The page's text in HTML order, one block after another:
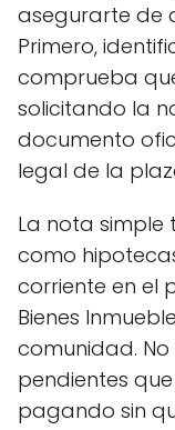
asegurarte de
Primero,
comprueba
solicitando la
documento
legal de la
La nota simple
como
corriente en el
Bienes
comunidad.
pendientes
pagando sin